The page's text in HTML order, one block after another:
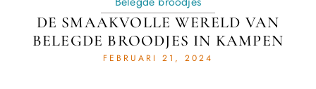
DE SMAAKVOLLE WERELD VAN
BELEGDE BROODJES IN KAMPEN
FEBRUARI 21, 2024